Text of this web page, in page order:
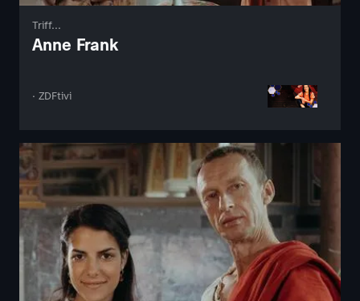
Triff...
Anne Frank
· ZDFtivi